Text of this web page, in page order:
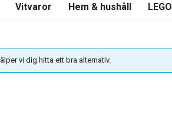
Vitvaror Hem & hushåll LEGO
vi dig hitta ett bra alternativ.